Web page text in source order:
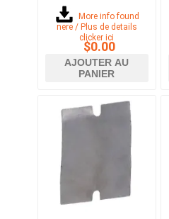
More info found
here / Plus de details
clicker ici
$0.00
AJOUTER AU
PANIER